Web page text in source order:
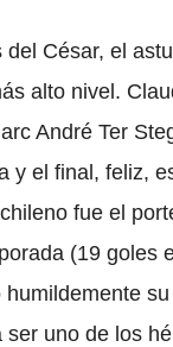
César, el
alto nivel.
André Ter
y el final, feliz,
fue el
(19 goles
humildemente
uno de los